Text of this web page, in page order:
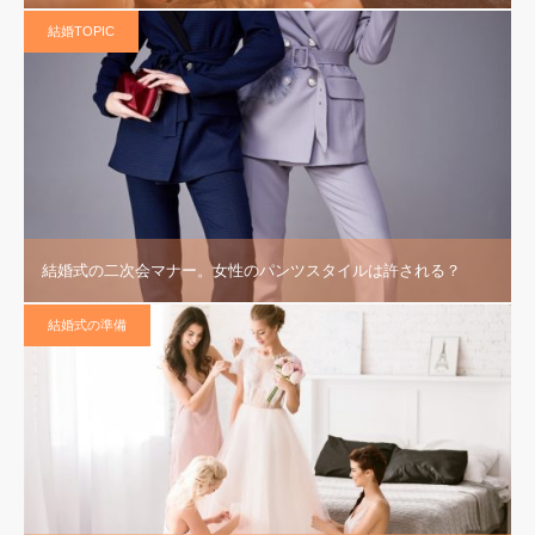
結婚TOPIC
結婚式の二次会マナー。女性のパンツスタイルは許される？
結婚式の準備